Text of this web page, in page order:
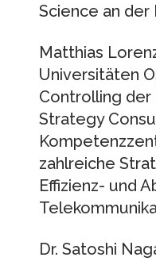
Science an der
Matthias
Universitäten
Controlling der
Strategy
zahlreiche
Effizienz- und
Dr. Satoshi